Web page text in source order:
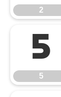
2
5
5